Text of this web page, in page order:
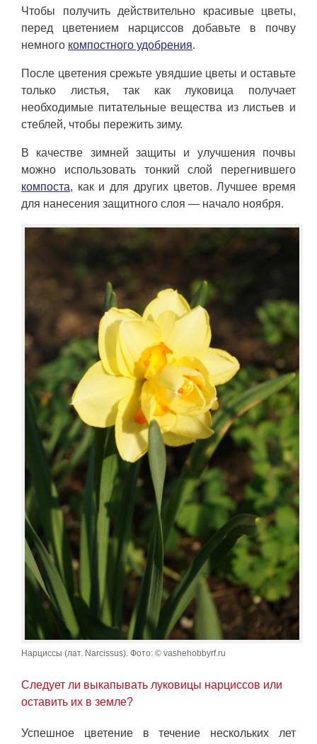
Чтобы получить действительно красивые цветы,
перед цветением нарциссов добавьте в почву
немного компостного удобрения.
После цветения срежьте увядшие цветы и оставьте
только листья, так как луковица получает
необходимые питательные вещества из листьев и
стеблей, чтобы пережить зиму.
В качестве зимней защиты и улучшения почвы
можно использовать тонкий слой перегнившего
компоста, как и для других цветов. Лучшее время
для нанесения защитного слоя — начало ноября.
Нарциссы (лат. Narcissus). Фото: © vashehobbyrf.ru
Следует ли выкапывать луковицы нарциссов или
оставить их в земле?
Успешное цветение в течение нескольких лет